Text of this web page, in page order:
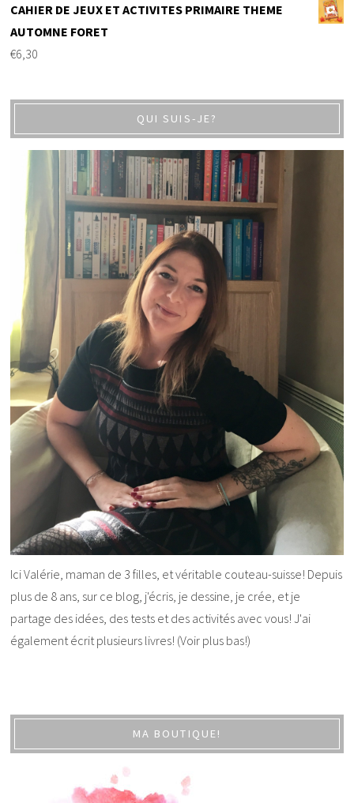
CAHIER DE JEUX ET ACTIVITES PRIMAIRE THEME
AUTOMNE FORET
€6,30
QUI SUIS-JE?
Ici Valérie, maman de 3 filles, et véritable couteau-suisse! Depuis
plus de 8 ans, sur ce blog, j'écris, je dessine, je crée, et je
partage des idées, des tests et des activités avec vous! J'ai
également écrit plusieurs livres! (Voir plus bas!)
MA BOUTIQUE!